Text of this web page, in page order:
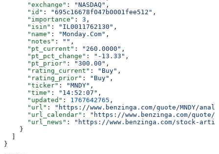
      "exchange"
: "NASDAQ" ,
      "id"
: "695c16678f047b0001fee512" ,
      "importance"
: 3 ,
      "isin"
: "IL0011762130" ,
      "name"
: "Monday.Com" ,
      "notes"
: "" ,
      "pt_current"
: "260.0000" ,
      "pt_pct_change"
: "-13.33" ,
      "pt_prior"
: "300.00" ,
      "rating_current"
: "Buy" ,
      "rating_prior"
: "Buy" ,
      "ticker"
: "MNDY" ,
      "time"
: "14:52:07" ,
      "updated"
: 1767642765 ,
      "url"
:
"https://www.benzinga.com/quote/MNDY/
      "url_calendar"
:
"https://www.benzinga.com/quote/
      "url_news"
:
"https://www.benzinga.com/stock-
    }
}